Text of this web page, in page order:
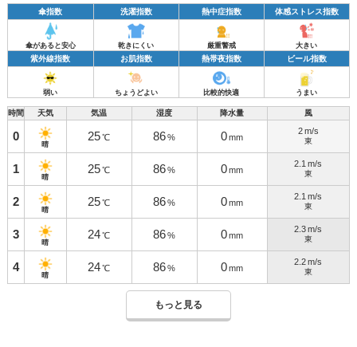
傘指数 洗濯指数 熱中症指数 体感ストレス指数
傘があると安心 乾きにくい 厳重警戒 大きい
紫外線指数 お肌指数 熱帯夜指数 ビール指数
弱い ちょうどよい 比較的快適 うまい
時間 天気 気温 湿度 降水量 風
0
晴
25 ℃ 86 % 0 mm
2m/s
東
1
晴
25 ℃ 86 % 0 mm
2.1 m/s
東
2
晴
25 ℃ 86 % 0 mm
2.1 m/s
東
3
晴
24 ℃ 86 % 0 mm
2.3 m/s
東
4
晴
24 ℃ 86 % 0 mm
2.2 m/s
東
もっと見る